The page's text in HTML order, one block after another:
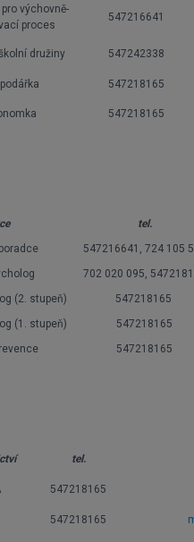
výchovně-
proces
547216641
družiny 547242338
547218165
547218165
tel.
547216641, 724 105
702 020 095,
(2. stupeň) 547218165
(1. stupeň) 547218165
547218165
tel.
547218165
547218165